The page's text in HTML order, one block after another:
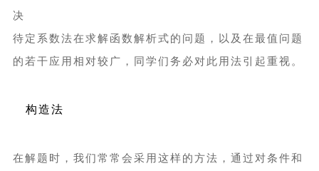
决
待定系数法在求解函数解析式的问题，以及在最值问题
的若干应用相对较广，同学们务必对此用法引起重视。
构造法
在解题时，我们常常会采用这样的方法，通过对条件和